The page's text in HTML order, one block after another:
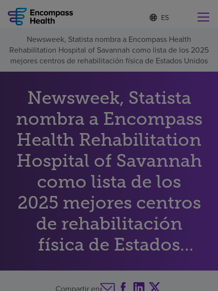
Lista
de
idiomas
contraída
d
o
m
a
e
c
c
i
o
n
d
Encuentre una localidad cerca de usted
Por qué debe elegirnos
Servicios de rehabilitación
Pacientes y cuidadores
Recursos de salud
Acerca de nosotros
Inversores
Newsweek, Statista nombra a Encompass Health
Rehabilitation Hospital of Savannah como lista de los 2025
mejores centros de rehabilitación física de Estados Unidos
Newsweek, Statista
nombra a Encompass
Health Rehabilitation
Hospital of Savannah
como lista de los
2025 mejores centros
de rehabilitación
física de Estados
Unidos
Compartir en